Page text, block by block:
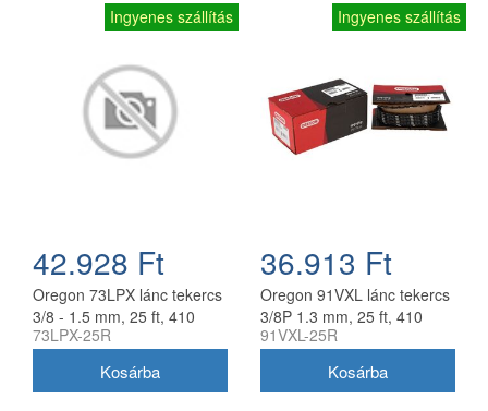
Ingyenes szállítás
42.928 Ft
Oregon 73LPX lánc tekercs
3/8 - 1.5 mm, 25 ft, 410
szem
73LPX-25R
Ingyenes szállítás
36.913 Ft
Oregon 91VXL lánc tekercs
3/8P 1.3 mm, 25 ft, 410
szem
91VXL-25R